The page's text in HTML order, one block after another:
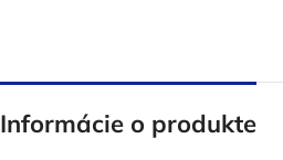
Informácie o produkte